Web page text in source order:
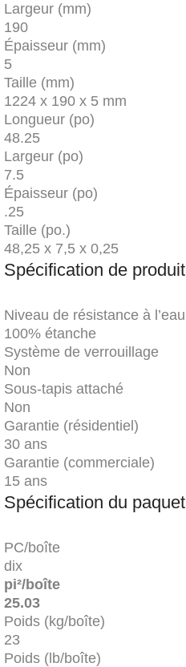
Largeur (mm)
190
Épaisseur (mm)
5
Taille (mm)
1224 x 190 x 5 mm
Longueur (po)
48.25
Largeur (po)
7.5
Épaisseur (po)
.25
Taille (po.)
48,25 x 7,5 x 0,25
Spécification de produit
Niveau de résistance à l’eau
100% étanche
Système de verrouillage
Non
Sous-tapis attaché
Non
Garantie (résidentiel)
30 ans
Garantie (commerciale)
15 ans
Spécification du paquet
PC/boîte
dix
pi²/boîte
25.03
Poids (kg/boîte)
23
Poids (lb/boîte)